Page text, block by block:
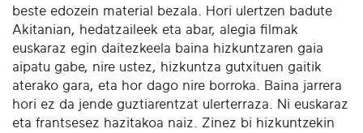
beste edozein material bezala. Hori ulertzen badute
Akitanian, hedatzaileek eta abar, alegia filmak
euskaraz egin daitezkeela baina hizkuntzaren gaia
aipatu gabe, nire ustez, hizkuntza gutxituen gaitik
aterako gara, eta hor dago nire borroka. Baina jarrera
hori ez da jende guztiarentzat ulerterraza. Ni euskaraz
eta frantsesez hazitakoa naiz. Zinez bi hizkuntzekin